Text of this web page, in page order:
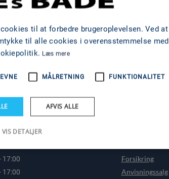
17:00
17:00
Forsikring
Anvisningssalg
til at forbedre brugeroplevelsen. Ved at
til alle cookies i overensstemmelse med
Læs mere
MÅLRETNING FUNKTIONALITET
AFVIS ALLE
VIS DETALJER